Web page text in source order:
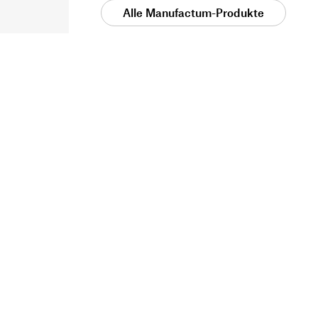
Alle Manufactum-Produkte